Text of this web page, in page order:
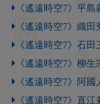
《遙遠時空7》平
《遙遠時空7》織
《遙遠時空7》石
《遙遠時空7》柳
《遙遠時空7》阿
《遙遠時空7》直